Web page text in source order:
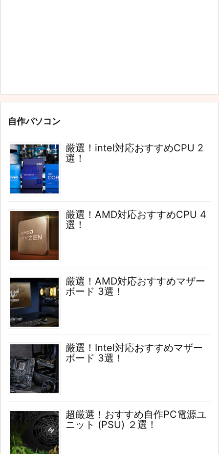
自作パソコン
厳選！intel対応おすすめCPU 2
選！
厳選！AMD対応おすすめCPU 4
選！
厳選！AMD対応おすすめマザー
ボード 3選！
厳選！Intel対応おすすめマザー
ボード 3選！
超厳選！おすすめ自作PC電源ユ
ニット (PSU) ２選！